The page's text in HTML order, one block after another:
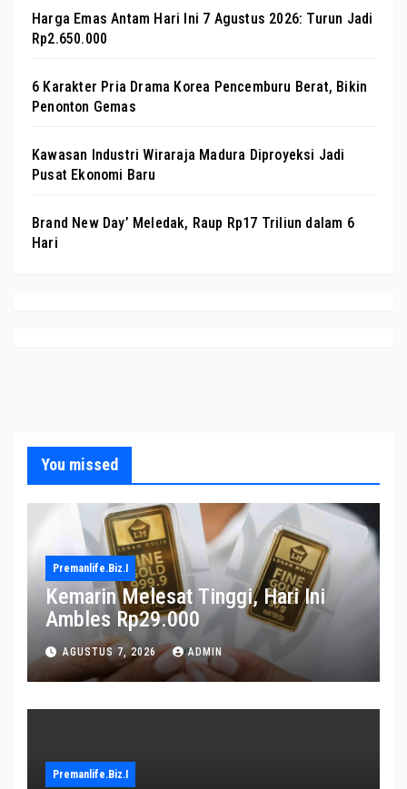
Harga Emas Antam Hari Ini 7 Agustus 2026: Turun Jadi
Rp2.650.000
6 Karakter Pria Drama Korea Pencemburu Berat, Bikin
Penonton Gemas
Kawasan Industri Wiraraja Madura Diproyeksi Jadi
Pusat Ekonomi Baru
Brand New Day’ Meledak, Raup Rp17 Triliun dalam 6
Hari
You missed
Premanlife.biz.i
Kemarin Melesat Tinggi, Hari Ini
Ambles Rp29.000
AGUSTUS 7, 2026 ADMIN
Premanlife.biz.i